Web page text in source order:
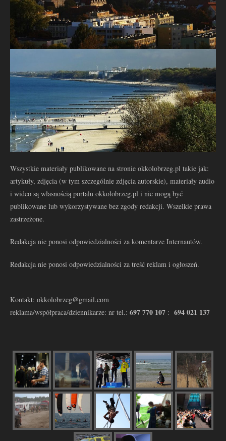
Wszystkie materiały publikowane na stronie okkolobrzeg.pl takie jak:
artykuły, zdjęcia (w tym szczególnie zdjęcia autorskie), materiały audio
i wideo są własnością portalu okkolobrzeg.pl i nie mogą być
publikowane lub wykorzystywane bez zgody redakcji. Wszelkie prawa
zastrzeżone.
Redakcja nie ponosi odpowiedzialności za komentarze Internautów.
Redakcja nie ponosi odpowiedzialności za treść reklam i ogłoszeń.
Kontakt: okkolobrzeg@gmail.com
reklama/współpraca/dziennikarze: nr tel.: 697 770 107 : 694 021 137